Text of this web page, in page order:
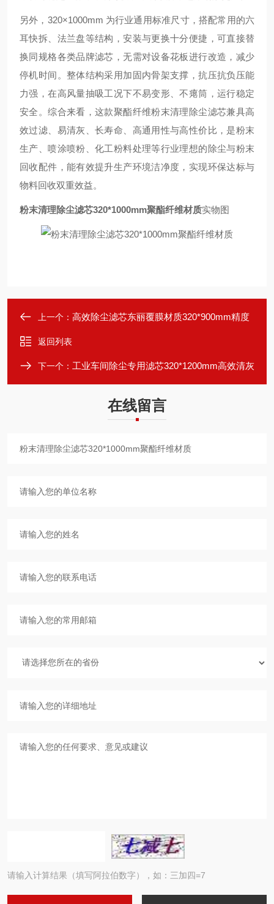
另外，320×1000mm 为行业通用标准尺寸，搭配常用的六
耳快拆、法兰盘等结构，安装与更换十分便捷，可直接替
换同规格各类品牌滤芯，无需对设备花板进行改造，减少
停机时间。整体结构采用加固内骨架支撑，抗压抗负压能
力强，在高风量抽吸工况下不易变形、不瘪筒，运行稳定
安全。综合来看，这款聚酯纤维粉末清理除尘滤芯兼具高
效过滤、易清灰、长寿命、高通用性与高性价比，是粉末
生产、喷涂喷粉、化工粉料处理等行业理想的除尘与粉末
回收配件，能有效提升生产环境洁净度，实现环保达标与
物料回收双重效益。
粉末清理除尘滤芯320*1000mm聚酯纤维材质实物图
上一个： 高效除尘滤芯东丽覆膜材质320*900mm精度
返回列表
下一个： 工业车间除尘专用滤芯320*1200mm高效清灰
在线留言
请输入计算结果（填写阿拉伯数字），如：三加四=7